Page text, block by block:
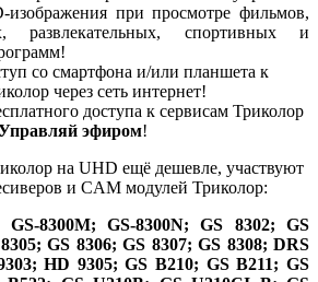
изображения при просмотре фильмов,
развлекательных, спортивных и
со смартфона и/или планшета к
через сеть интернет!
доступа к сервисам Триколор
эфиром!
на UHD ещё дешевле, участвуют
и CAM модулей Триколор:
GS-8300M; GS-8300N; GS 8302; GS
GS 8306; GS 8307; GS 8308; DRS
HD 9305; GS B210; GS B211; GS